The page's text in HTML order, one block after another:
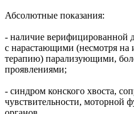
Абсолютные показания:
- наличие верифицированной
с нарастающими (несмотря
терапию) парализующими,
проявлениями;
- синдром конского хвоста,
чувствительности, моторной